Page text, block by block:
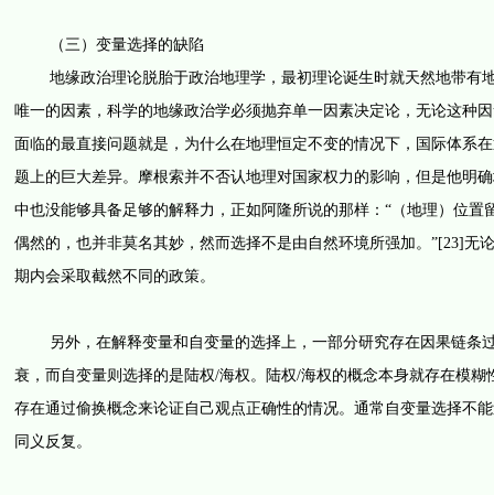
（三）变量选择的缺陷
地缘政治理论脱胎于政治地理学，最初理论诞生时就天然地带有
唯一的因素，科学的地缘政治学必须抛弃单一因素决定论，无论这种
面临的最直接问题就是，为什么在地理恒定不变的情况下，国际体系
题上的巨大差异。摩根索并不否认地理对国家权力的影响，但是他明
中也没能够具备足够的解释力，正如阿隆所说的那样：“（地理）位
偶然的，也并非莫名其妙，然而选择不是由自然环境所强加。”[23]无
期内会采取截然不同的政策。
另外，在解释变量和自变量的选择上，一部分研究存在因果链条
衰，而自变量则选择的是陆权/海权。陆权/海权的概念本身就存在模
存在通过偷换概念来论证自己观点正确性的情况。通常自变量选择不
同义反复。